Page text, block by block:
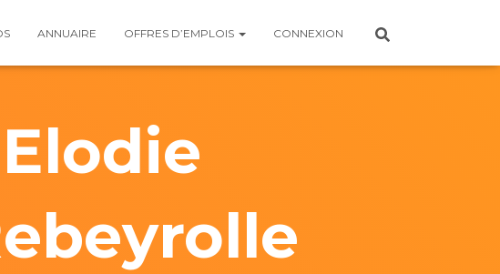
ANNUAIRE OFFRES D’EMPLOIS CONNEXION